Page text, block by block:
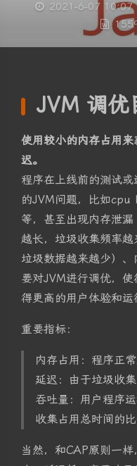
2021-6-07 10:07
JVM 调优
使用较小的内存占用
迟。
程序在上线前的测试
的JVM问题，比如cpu
等，甚至出现内存泄
越长，垃圾收集频率
垃圾数据越来越少）
要对JVM进行调优，
得更高的用户体验和运
重要指标：
内存占用：程序正
延迟：由于垃圾收
吞吐量：用户程序
收集占用总时间的比
当然，和CAP原则一